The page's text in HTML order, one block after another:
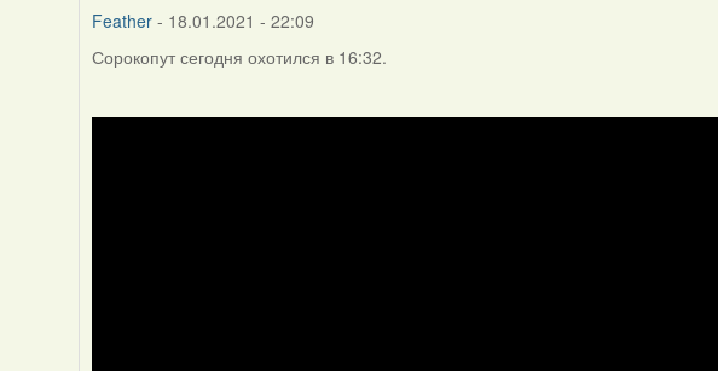
Feather - 18.01.2021 - 22:09
Сорокопут сегодня охотился в 16:32.